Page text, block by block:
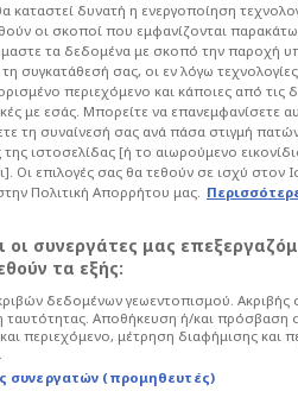
ώρες
στη
και οι εξελίξεις με
Σερέλη στον
όμως δεν
τους στον... Λάσο. Οι
καταστεί δυνατή η ενεργοποίηση
οι σκοποί που εμφανίζονται
τα δεδομένα με σκοπό την παροχή
συγκατάθεσή σας, οι εν λόγω
περιεχόμενο και κάποιες από τις
με εσάς. Μπορείτε να επανεμφανίσετε
τη συναίνεσή σας ανά πάσα στιγμή
ιστοσελίδας [ή το αιωρούμενο
Οι επιλογές σας θα τεθούν σε ισχύ στον
Πολιτική Απορρήτου μας.
οι συνεργάτες μας
τα εξής:
δεδομένων γεωεντοπισμού. Ακριβής
ταυτότητας. Αποθήκευση ή/και πρόσβαση
περιεχόμενο, μέτρηση διαφήμισης και
συνεργατών (προμηθευτές)